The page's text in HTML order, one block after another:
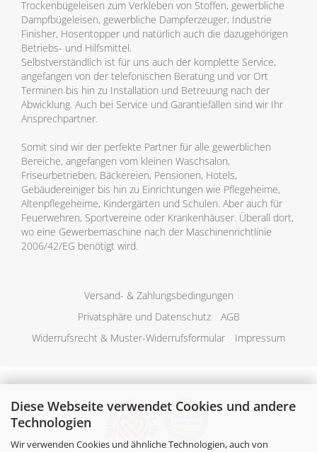
Diese Webseite verwendet Cookies und andere
Technologien
Wir verwenden Cookies und ähnliche Technologien, auch von
Trockenbügeleisen zum Verkleben von Stoffen, gewerbliche
Dampfbügeleisen, gewerbliche Dampferzeuger, Industrie
Finisher, Hosentopper und natürlich auch die dazugehörigen
Betriebs- und Hilfsmittel.
Selbstverständlich ist für uns auch der komplette Service,
angefangen von der telefonischen Beratung und vor Ort
Terminen bis hin zu Installation und Betreuung nach der
Abwicklung. Auch bei Service und Garantiefällen sind wir Ihr
Ansprechpartner.
Somit sind wir der perfekte Partner für alle gewerblichen
Bereiche, angefangen vom kleinen Waschsalon,
Friseurbetrieben, Bäckereien, Pensionen, Hotels,
Gebäudereiniger bis hin zu Einrichtungen wie Pflegeheime,
Altenpflegeheime, Kindergärten und Schulen. Aber auch für
Feuerwehren, Sportvereine oder Krankenhäuser. Überall dort,
wo eine Gewerbemaschine nach der Maschinenrichtlinie
2006/42/EG benötigt wird.
Versand- & Zahlungsbedingungen
Privatsphäre und Datenschutz
AGB
Widerrufsrecht & Muster-Widerrufsformular
Impressum